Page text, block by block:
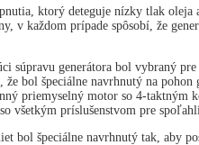
ktorý deteguje nízky tlak oleja
v každom prípade spôsobí, že
súpravu generátora bol vybraný pre
bol špeciálne navrhnutý na pohon
priemyselný motor so 4-taktným
všetkým príslušenstvom pre
bol špeciálne navrhnutý tak, aby